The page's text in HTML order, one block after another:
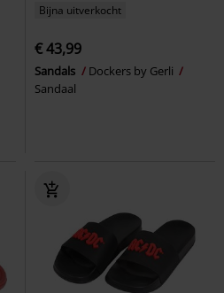
Bijna uitverkocht
€ 43,99
Sandals
Dockers by Gerli
Sandaal